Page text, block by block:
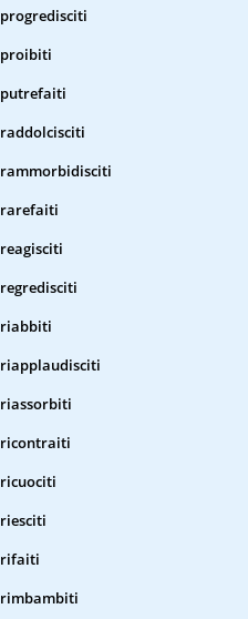
progredisciti
proibiti
putrefaiti
raddolcisciti
rammorbidisciti
rarefaiti
reagisciti
regredisciti
riabbiti
riapplaudisciti
riassorbiti
ricontraiti
ricuociti
riesciti
rifaiti
rimbambiti